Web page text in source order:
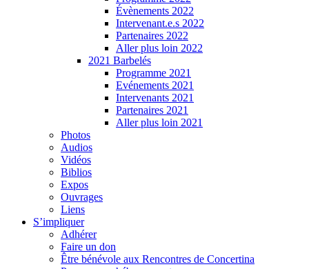
Évènements 2022
Intervenant.e.s 2022
Partenaires 2022
Aller plus loin 2022
2021 Barbelés
Programme 2021
Evénements 2021
Intervenants 2021
Partenaires 2021
Aller plus loin 2021
Photos
Audios
Vidéos
Biblios
Expos
Ouvrages
Liens
S’impliquer
Adhérer
Faire un don
Être bénévole aux Rencontres de Concertina